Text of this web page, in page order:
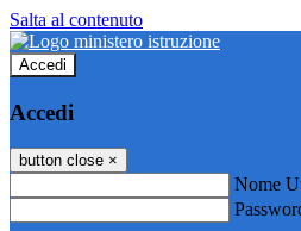
Salta al contenuto
Accedi
Accedi
button close ×
Nome